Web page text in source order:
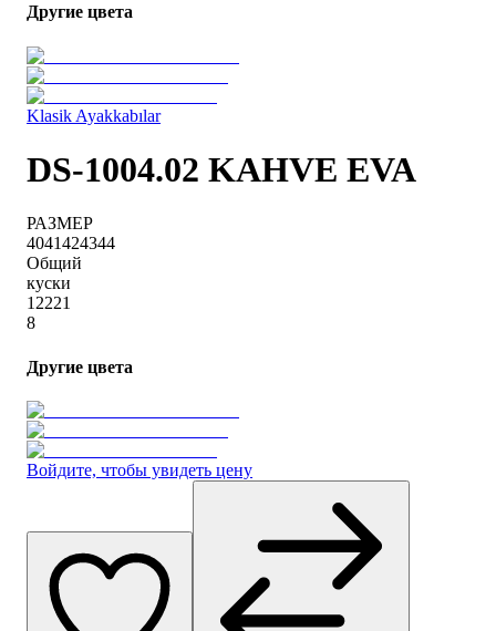
Другие цвета
Klasik Ayakkabılar
DS-1004.02 KAHVE EVA
РАЗМЕР
4041424344
Общий
куски
12221
8
Другие цвета
Войдите, чтобы увидеть цену